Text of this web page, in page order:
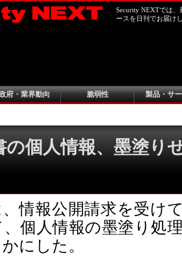
Security NEXTでは
ースを日刊でお届け
府・業界動向 脆弱性 製品・サ
の個人情報、墨塗り
情報公開請求を受け
個人情報の墨塗り処
にした。